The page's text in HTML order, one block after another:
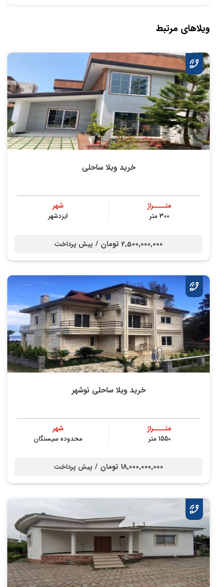
ویلاهای مرتبط
خرید ویلا ساحلی
متــــراژ
300 متر
شهر
ایزدشهر
2,500,000,000 تومان / پیش پرداخت
خرید ویلا ساحلی نوشهر
متــــراژ
1550 متر
شهر
محدوده سیسنگان
18,000,000,000 تومان / پیش پرداخت